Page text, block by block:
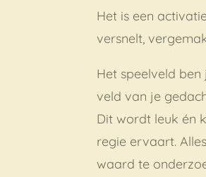
Het is een
versnelt,
Het speelveld ben
veld van je
Dit wordt leuk én
regie ervaart.
waard te